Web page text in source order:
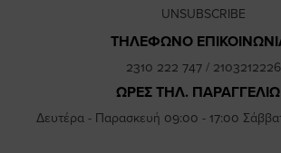
UNSUBSCRIBE
ΤΗΛΕΦΩΝΟ
2310 222 747/ 2103212226
ΩΡΕΣ ΤΗΛ.
Δευτέρα - Παρασκευή 09:00 - 17:00